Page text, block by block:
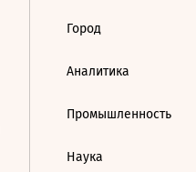
Город
Аналитика
Промышленность
Наука